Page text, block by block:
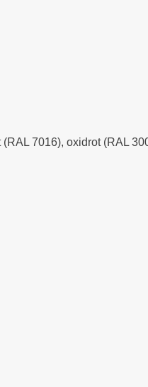
(RAL 7016), oxidrot (RAL